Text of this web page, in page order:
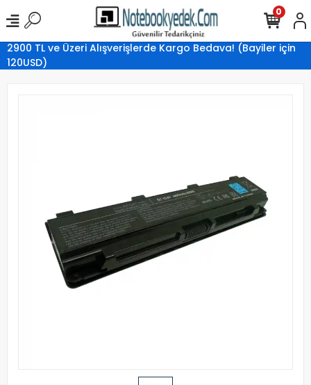
2900 TL ve Üzeri Alışverişlerde Kargo Bedava! (Bayiler için
120USD)
0